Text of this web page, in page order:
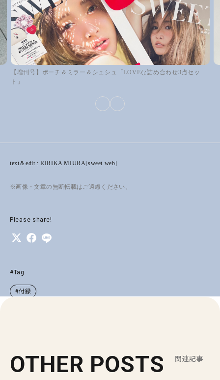
【増刊号】ポーチ＆ミラー＆シュシュ「LOVEな詰め合わせ3点セッ
ト」
text＆edit : RIRIKA MIURA[sweet web]
※画像・文章の無断転載はご遠慮ください。
Please share!
#Tag
#付録
OTHER POSTS 関連記事